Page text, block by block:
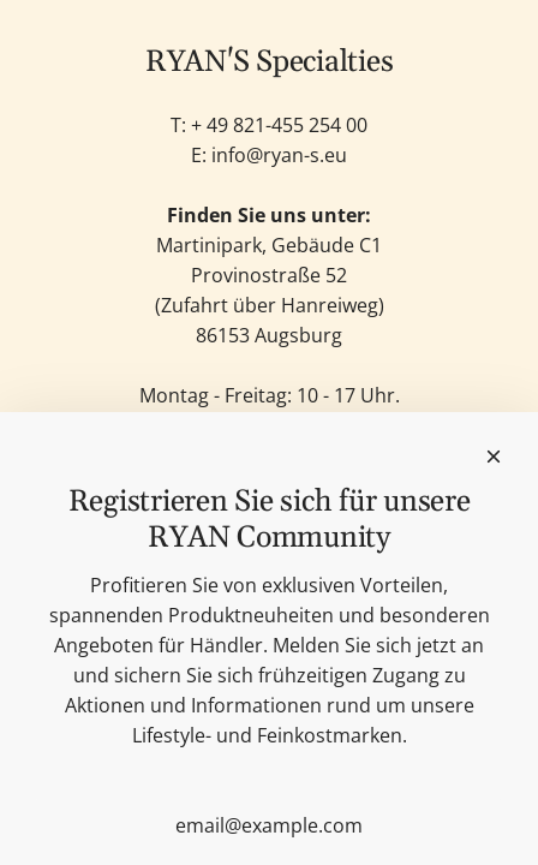
RYAN'S Specialties
T: +49 821-455 254 00
E: info@ryan-s.eu
Finden Sie uns unter:
Martinipark, Gebäude C1
Provinostraße 52
(Zufahrt über Hanreiweg)
86153 Augsburg
Montag - Freitag: 10 - 17 Uhr.
Feinkost
Kerzen
Lifestyle & Deko
Unsere Marken
Merchandise
Blog
Suchen
Kontakt
Cookie Einstellungen
Versandbedingungen
Registrieren Sie sich für unsere
RYAN Community
Profitieren Sie von exklusiven Vorteilen,
spannenden Produktneuheiten und besonderen
Angeboten für Händler. Melden Sie sich jetzt an
und sichern Sie sich frühzeitigen Zugang zu
Aktionen und Informationen rund um unsere
Lifestyle- und Feinkostmarken.